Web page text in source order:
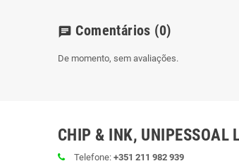
chat Comentários (0)
De momento, sem avaliações.
CHIP & INK, UNIPESSOAL
Telefone: +351 211 982 939